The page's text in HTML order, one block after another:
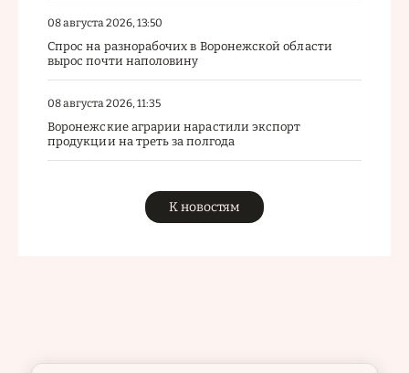
08 августа 2026, 13:50
Спрос на разнорабочих в Воронежской области
вырос почти наполовину
08 августа 2026, 11:35
Воронежские аграрии нарастили экспорт
продукции на треть за полгода
К новостям